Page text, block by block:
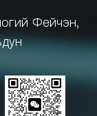
Фейчэн,